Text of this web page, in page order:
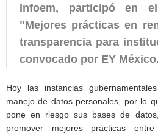
Infoem, participó en
"Mejores prácticas en
transparencia para
convocado por EY México.
Hoy las instancias
manejo de datos personales, por lo
pone en riesgo sus bases de
promover mejores prácticas